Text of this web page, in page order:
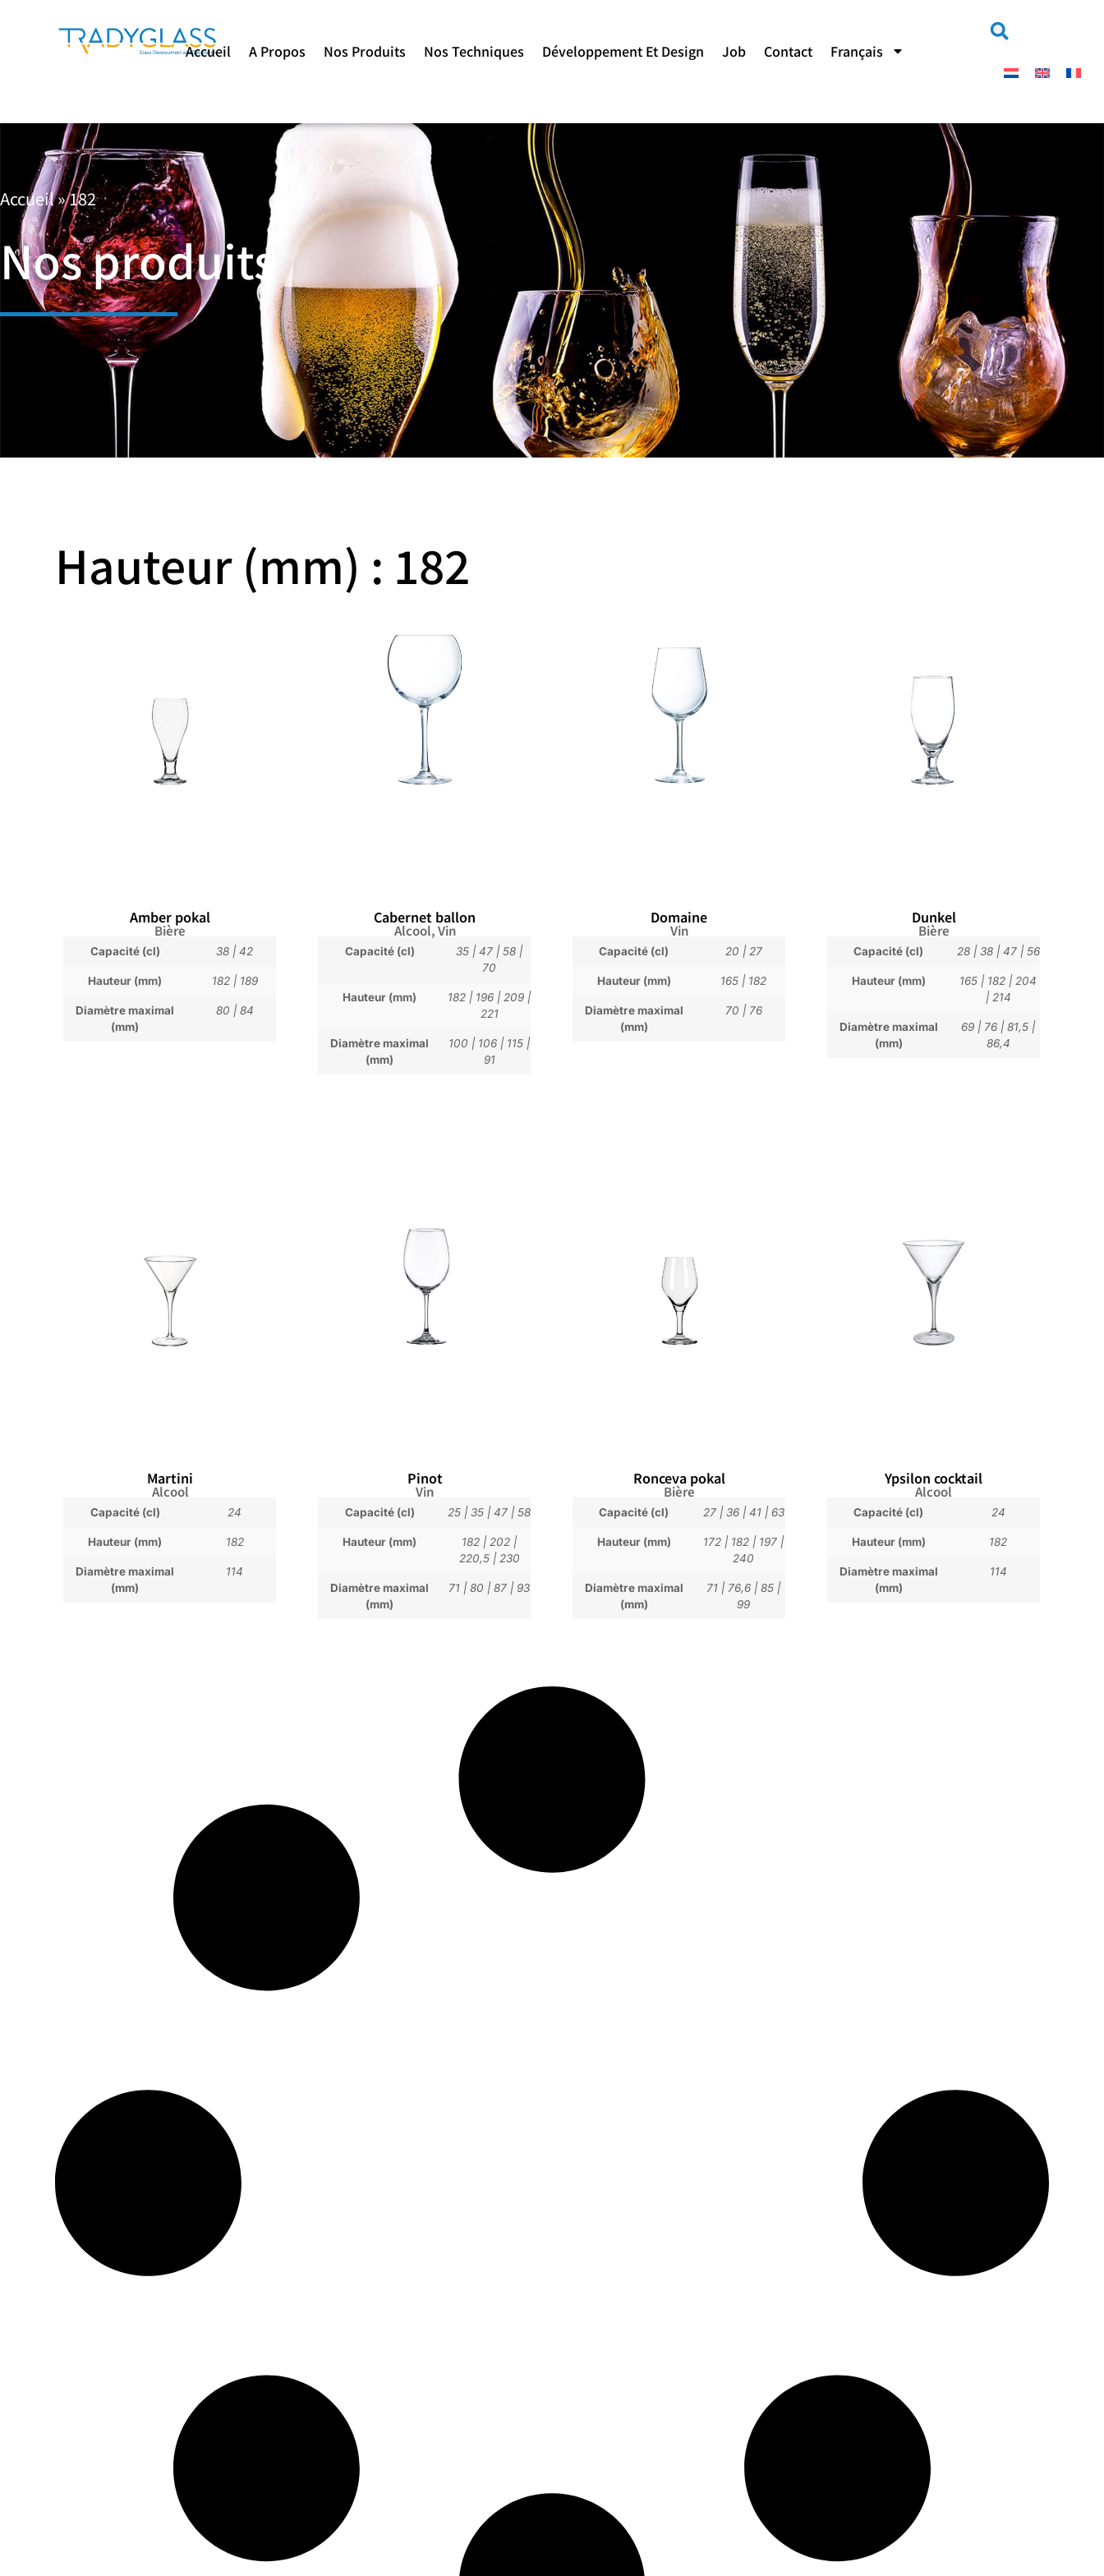
Accueil A Propos Nos Produits Nos Techniques Développement Et Design Job Contact Français
Accueil»182
Nos produits
Hauteur (mm) : 182
Amber pokal
Bière
Capacité (cl) 38 |42
Hauteur (mm) 182| 189
Diamètre maximal
(mm)
80 | 84
Cabernet ballon
Alcool,Vin
Capacité (cl) 35 |47 |58 |
70
Hauteur (mm) 182 | 196 | 209 |
221
Diamètre maximal
(mm)
100 | 106 | 115 |
91
Domaine
Vin
Capacité (cl) 20 | 27
Hauteur (mm) 165 | 182
Diamètre maximal
(mm)
70 | 76
Dunkel
Bière
Capacité (cl) 28| 38| 47| 56
Hauteur (mm) 165 | 182 | 204
| 214
Diamètre maximal
(mm)
69 | 76 |81,5 |
86,4
Martini
Alcool
Capacité (cl) 24
Hauteur (mm) 182
Diamètre maximal
(mm)
114
Pinot
Vin
Capacité (cl) 25 |35 |47 |58
Hauteur (mm) 182 | 202 |
220,5| 230
Diamètre maximal
(mm)
71 |80 |87 | 93
Ronceva pokal
Bière
Capacité (cl) 27| 36| 41| 63
Hauteur (mm) 172 | 182 | 197 |
240
Diamètre maximal
(mm)
71 | 76,6 |85 |
99
Ypsilon cocktail
Alcool
Capacité (cl) 24
Hauteur (mm) 182
Diamètre maximal
(mm)
114